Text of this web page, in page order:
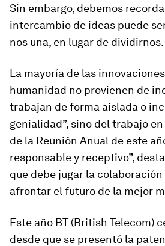
Sin embargo, debemos
intercambio de ideas puede
nos una, en lugar de dividirnos.
La mayoría de las
humanidad no provienen de
trabajan de forma aislada o
genialidad”, sino del trabajo
de la Reunión Anual de este
responsable y receptivo”,
que debe jugar la
afrontar el futuro de la mejor
Este año BT (British Telecom)
desde que se presentó la